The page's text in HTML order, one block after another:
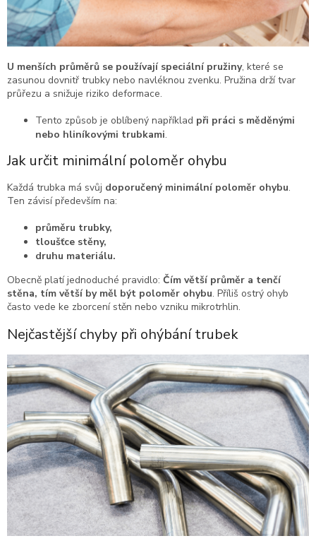
U menších průměrů se používají speciální pružiny, které se
zasunou dovnitř trubky nebo navléknou zvenku. Pružina drží tvar
průřezu a snižuje riziko deformace.
Tento způsob je oblíbený například při práci s měděnými
nebo hliníkovými trubkami.
Jak určit minimální poloměr ohybu
Každá trubka má svůj doporučený minimální poloměr ohybu.
Ten závisí především na:
průměru trubky,
tloušťce stěny,
druhu materiálu.
Obecně platí jednoduché pravidlo: Čím větší průměr a tenčí
stěna, tím větší by měl být poloměr ohybu. Příliš ostrý ohyb
často vede ke zborcení stěn nebo vzniku mikrotrhlin.
Nejčastější chyby při ohýbání trubek